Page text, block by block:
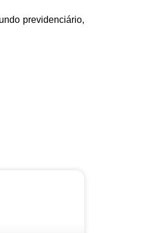
previdenciário,